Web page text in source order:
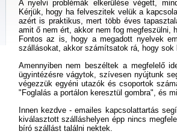
A nyelvi problémák elkerülése végett,
Kérjük, hogy ha felveszitek velük a
azért is praktikus, mert több éves
amit ő nem ért, akkor nem fog megfeszülni,
Fontos az is, hogy a megadott nyelvek
szállásokat, akkor számítsatok rá, hogy
Amennyiben nem beszéltek a megfelelő
ügyintézésre vágytok, szívesen nyújtunk
végezzük egyéni utazók és csoportok
"Foglalás a portálon keresztül gombra", és
Innen kezdve - emailes kapcsolattartás
kiválasztott szálláshelyen épp nincs
bíró szállást találni nektek.